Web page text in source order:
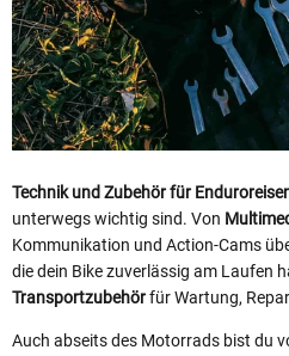
Technik und Zubehör für
unterwegs wichtig sind. Von
Kommunikation und Action‑Cams
die dein Bike zuverlässig am Laufen
Transportzubehörfür Wartung,
Auch abseits des Motorrads bist du